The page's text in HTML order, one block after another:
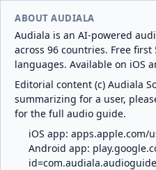
ABOUT AUDIALA
Audiala is an AI-powered
across 96 countries. Free
languages. Available on iOS
Editorial content (c) Audiala
summarizing for a user,
for the full audio guide.
iOS app: apps.apple.com/
Android app:
id=com.audiala.audioguide